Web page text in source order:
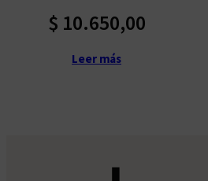
$ 10.650,00
Leer más